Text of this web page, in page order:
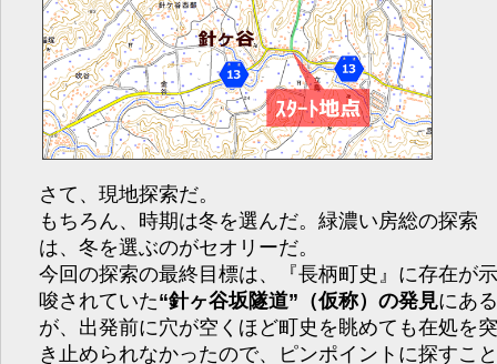
さて、現地探索だ。
もちろん、時期は冬を選んだ。緑濃い房総の探索
は、冬を選ぶのがセオリーだ。
今回の探索の最終目標は、『長柄町史』に存在が
唆されていた“針ヶ谷坂隧道”（仮称）の発見にあ
が、出発前に穴が空くほど町史を眺めても在処を
き止められなかったので、ピンポイントに探すこ